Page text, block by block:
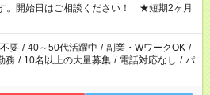
勤務が必要です
。開始日はご相談ください！ ★短期2ヶ月
要 / 40～50代活躍中 / 副業・WワークOK /
務 / 10名以上の大量募集 / 電話対応なし / パ